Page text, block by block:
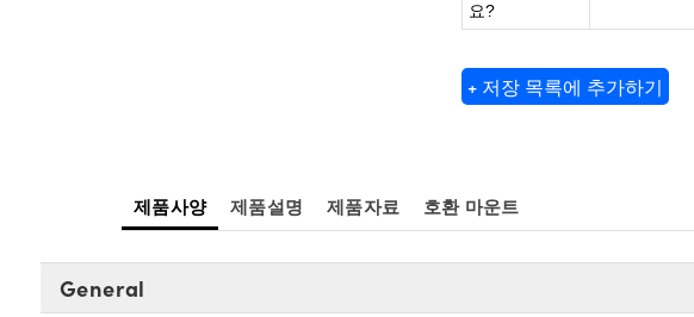
요?
+ 저장 목록에 추가하기
제품사양 제품설명 제품자료 호환 마운트
General